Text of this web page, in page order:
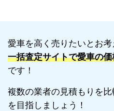
愛車を高く売りたいとお考
一括査定サイトで愛車の
です！
複数の業者の見積もりを比
を目指しましょう！